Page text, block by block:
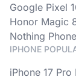
Google Pixel
Honor Magic
Nothing
IPHONE
iPhone 17 Pro